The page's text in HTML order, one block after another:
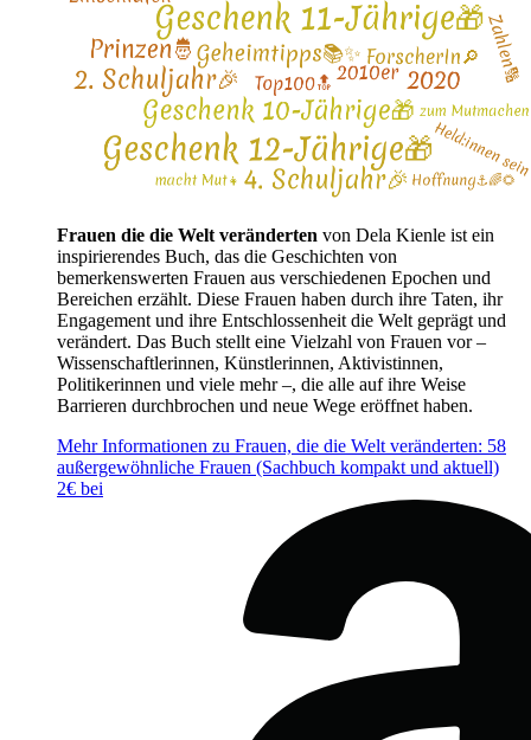
Frauen die die Welt veränderten von Dela Kienle ist ein
inspirierendes Buch, das die Geschichten von
bemerkenswerten Frauen aus verschiedenen Epochen und
Bereichen erzählt. Diese Frauen haben durch ihre Taten, ihr
Engagement und ihre Entschlossenheit die Welt geprägt und
verändert. Das Buch stellt eine Vielzahl von Frauen vor –
Wissenschaftlerinnen, Künstlerinnen, Aktivistinnen,
Politikerinnen und viele mehr –, die alle auf ihre Weise
Barrieren durchbrochen und neue Wege eröffnet haben.
Mehr Informationen zu Frauen, die die Welt veränderten: 58
außergewöhnliche Frauen (Sachbuch kompakt und aktuell)
2€ bei